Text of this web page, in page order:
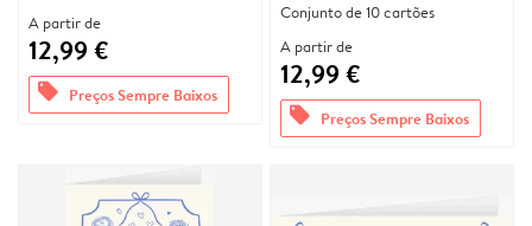
A partir de
12,99 €
offers Preços Sempre Baixos
Conjunto de 10 cartões
A partir de
12,99 €
offers Preços Sempre Baixos